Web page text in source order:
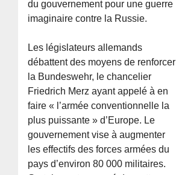
du gouvernement pour une guerre
imaginaire contre la Russie.
Les législateurs allemands
débattent des moyens de renforcer
la Bundeswehr, le chancelier
Friedrich Merz ayant appelé à en
faire « l’armée conventionnelle la
plus puissante » d’Europe. Le
gouvernement vise à augmenter
les effectifs des forces armées du
pays d’environ 80 000 militaires.